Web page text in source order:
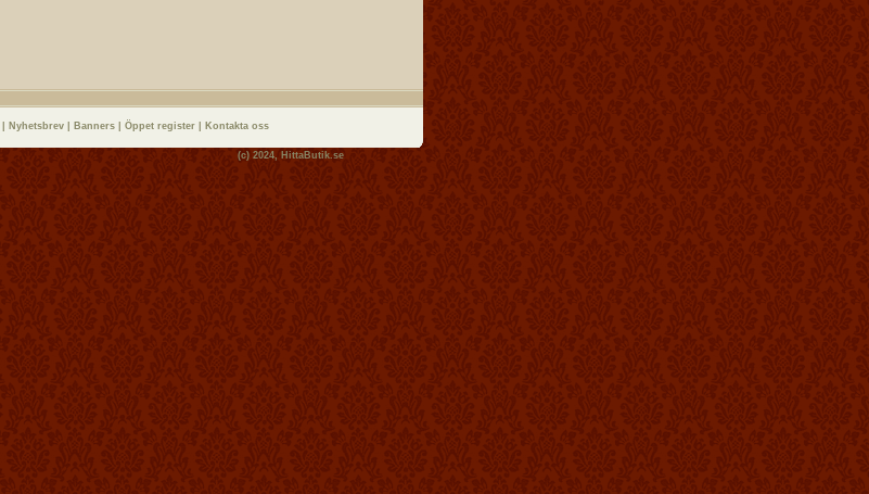
Nyhetsbrev Banners Öppet register Kontakta oss
(c) 2024, HittaButik.se